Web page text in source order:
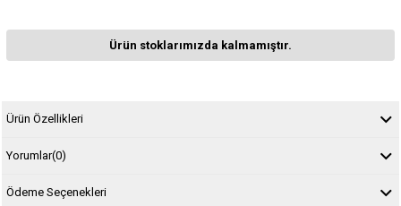
Ürün stoklarımızda kalmamıştır.
Ürün Özellikleri
Yorumlar(0)
Ödeme Seçenekleri